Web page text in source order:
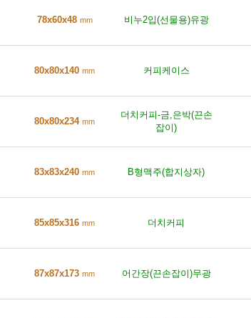
78x60x48 mm 비누2입(선물용)유광
80x80x140 mm 커피케이스
80x80x234 mm
더치커피-금,은박(끈손
잡이)
83x83x240 mm B형맥주(합지상자)
85x85x316 mm 더치커피
87x87x173 mm 어간장(끈손잡이)무광